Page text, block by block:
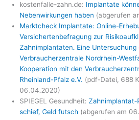
kostenfalle-zahn.de: Implantate
Nebenwirkungen haben (abgerufen
Marktcheck Implantate: Online-
Versichertenbefragung zur
Zahnimplantaten. Eine Untersuchung
Verbraucherzentrale Nordrhein-
Kooperation mit den
Rheinland-Pfalz e.V. (pdf-Datei, 688
06.04.2020)
SPIEGEL Gesundheit: Zahnimplantat-
schief, Geld futsch (abgerufen am